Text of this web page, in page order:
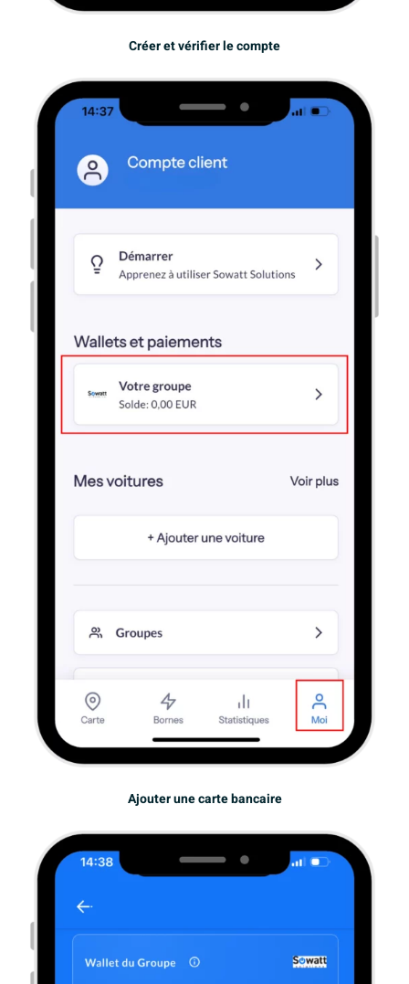
Créer et vérifier le compte
Ajouter une carte bancaire